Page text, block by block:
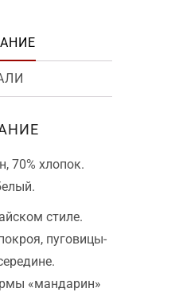
70% хлопок.
стиле.
пуговицы-
«мандарин»